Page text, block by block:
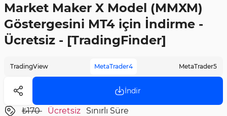
Market Maker X Model (MMXM)
Göstergesini MT4 için İndirme -
Ücretsiz - [TradingFinder]
TradingView MetaTrader4 MetaTrader5
İndir
₺170 Ücretsiz Sınırlı Süre